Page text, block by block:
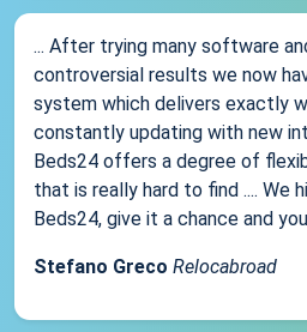
... After trying many software
controversial results we now
system which delivers exactly
constantly updating with new
Beds24 offers a degree of
that is really hard to find .... We
Beds24, give it a chance and
Stefano Greco Relocabroad